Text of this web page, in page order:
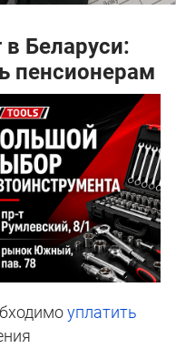
Беларуси:
пенсионерам
уплатить